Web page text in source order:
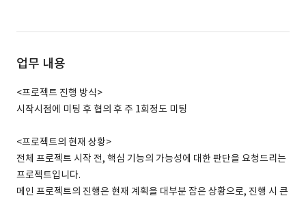
업무 내용
<프로젝트 진행 방식>
시작시점에 미팅 후 협의 후 주 1회정도 미팅
<프로젝트의 현재 상황>
전체 프로젝트 시작 전, 핵심 기능의 가능성에 대한 판단을 요청드리는
프로젝트입니다.
메인 프로젝트의 진행은 현재 계획을 대부분 잡은 상황으로, 진행 시 큰